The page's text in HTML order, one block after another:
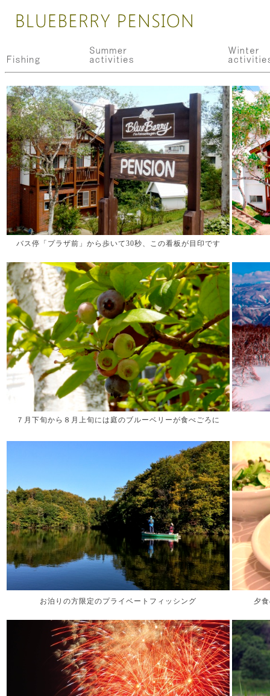
バス停「プラザ前」から歩いて30秒、この看板が目印です
７月下旬から８月上旬には庭のブルーベリーが食べごろに
お泊りの方限定のプライベートフィッシング 夕